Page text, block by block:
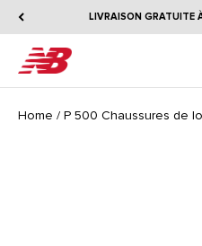
LIVRAISON GRATUITE
New Balance
Home / P 500 Chaussures de